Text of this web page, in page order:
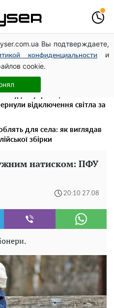
Вы подтверждаете,
конфиденциальности
и
cookie.
та комунальні платежі
у відключення
перестаралася і блиснула
розсунула
відключення світла за
для села: як виглядав
збірки
натиском: ПФУ
20:10 27.08